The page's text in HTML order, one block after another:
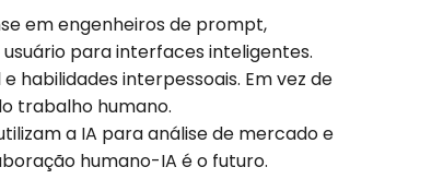
em engenheiros de prompt,
para interfaces inteligentes.
habilidades interpessoais. Em vez de
trabalho humano.
a IA para análise de mercado e
humano-IA é o futuro.